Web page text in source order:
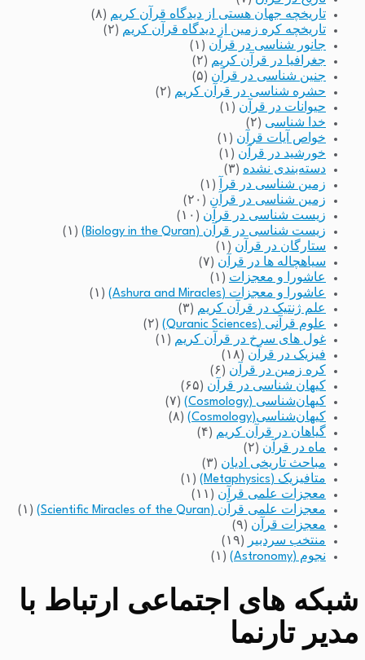
تاریخچه جهان هستی از دیدگاه قرآن کریم (۸)
تاریخچه کره زمین از دیدگاه قرآن کریم (۲)
جانور شناسی در قرآن (۱)
جغرافیا در قرآن کریم (۲)
جنین شناسی در قرآن (۵)
حشره شناسی در قرآن کریم (۲)
حیوانات در قرآن (۱)
خدا شناسی (۲)
خواص آیات قرآن (۱)
خورشید در قرآن (۱)
دسته‌بندی نشده (۳)
زمین شناسی در قرآ
(۱)
زمین شناسی در قرآن (۲۰)
زیست شناسی در قرآن (۱۰)
زیست شناسی در قرآن (Biology in the Quran)
(۱)
ستارگان در قرآن (۱)
سیاهچاله ها در قرآن (۷)
عاشورا و معجزات (۱)
عاشورا و معجزات (Ashura and Miracles)
(۱)
علم ژنتیک در قرآن کریم (۳)
علوم قرآنی (Quranic Sciences)
(۲)
غول های سرخ در قرآن کریم (۱)
فیزیک در قرآن (۱۸)
کره زمین در قرآن (۶)
کیهان شناسی در قرآن (۶۵)
کیهان‌شناسی (Cosmology)
(۷)
کیهان‌شناسی(Cosmology)
(۸)
گیاهان در قرآن کریم (۴)
ماه در قرآن (۲)
مباحث تاریخی ادیان (۳)
متافیزیک (Metaphysics)
(۱)
معجزات علمی قرآن (۱۱)
معجزات علمی قرآن (Scientific Miracles of the Quran)
(۱)
معجزات قرآن (۹)
منتخب سردبیر
(۱۹)
نجوم (Astronomy)
(۱)
شبکه های اجتماعی ارتباط با
مدیر تارنما